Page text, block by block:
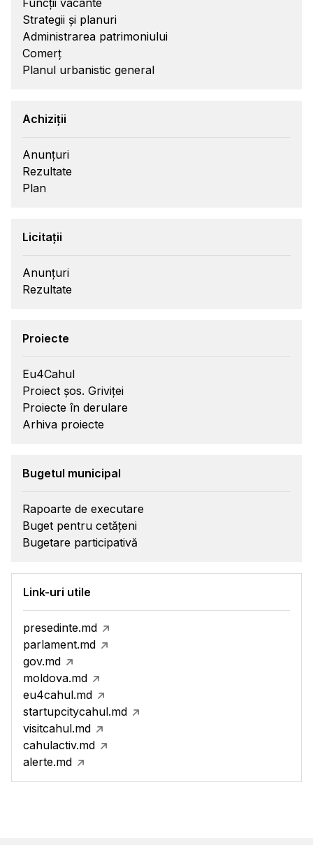
Funcții vacante
Strategii și planuri
Administrarea patrimoniului
Comerț
Planul urbanistic general
Achiziții
Anunțuri
Rezultate
Plan
Licitații
Anunțuri
Rezultate
Proiecte
Eu4Cahul
Proiect șos. Griviței
Proiecte în derulare
Arhiva proiecte
Bugetul municipal
Rapoarte de executare
Buget pentru cetățeni
Bugetare participativă
Link-uri utile
presedinte.md
parlament.md
gov.md
moldova.md
eu4cahul.md
startupcitycahul.md
visitcahul.md
cahulactiv.md
alerte.md